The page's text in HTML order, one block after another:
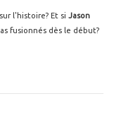
l'histoire? Et si Jason
fusionnés dès le début?